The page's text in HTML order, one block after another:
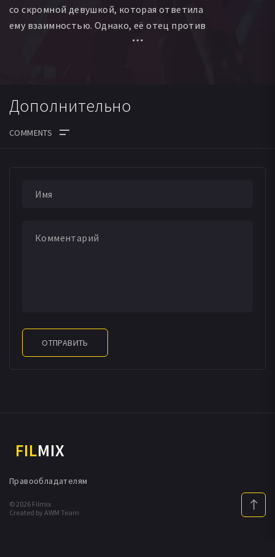
со скромной девушкой, которая ответила
ему взаимностью. Однако, её отец против
Дополнительно
ОТПРАВИТЬ
FILMIX
© 2026 Filmix
Created by AWM Team
Правообладателям